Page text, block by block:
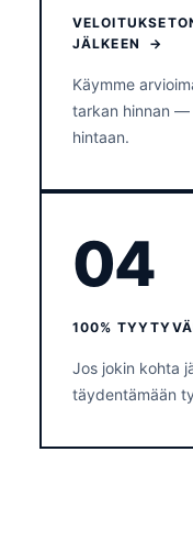
JÄLKEEN →
Käymme
tarkan hinnan —
hintaan.
04
100%
Jos jokin kohta
täydentämään